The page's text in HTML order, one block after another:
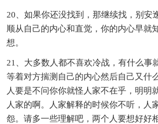
20、如果你还没找到，那继续找，别安
顺从自己的内心和直觉，你的内心早就
想。
21、大多数人都不喜欢冷战，有什么事
等着对方揣测自己的内心然后自己又什
人要是不问你你就怪人家不在乎，明明
人家的啊。人家解释的时候你不听，人
怨。请多一些理解吧，两个人要想好好